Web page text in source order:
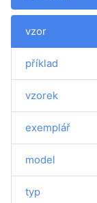
vzor
příklad
vzorek
exemplář
model
typ